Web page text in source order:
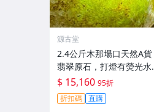
源古堂
2.4公斤木那場口天然A貨
翡翠原石，打燈有熒光水
頭佳，適合手鐲製作皮殼
緊實，沙粒感強。支持檢
測可代加工 發碧 翡翠 原石
$ 15,160 95折
折扣碼 直購